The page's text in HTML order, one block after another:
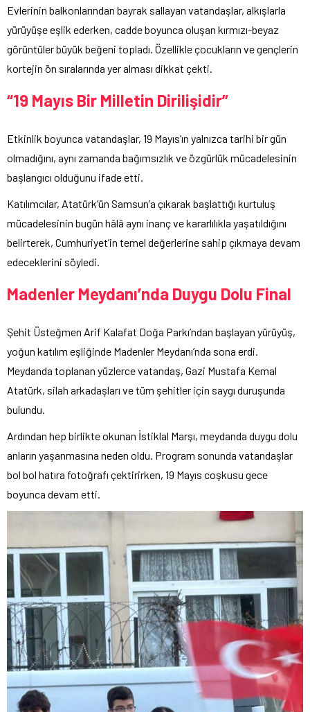
Evlerinin balkonlarından bayrak sallayan vatandaşlar, alkışlarla
yürüyüşe eşlik ederken, cadde boyunca oluşan kırmızı-beyaz
görüntüler büyük beğeni topladı. Özellikle çocukların ve gençlerin
kortejin ön sıralarında yer alması dikkat çekti.
“19 Mayıs Bir Milletin Dirilişidir”
Etkinlik boyunca vatandaşlar, 19 Mayıs’ın yalnızca tarihi bir gün
olmadığını, aynı zamanda bağımsızlık ve özgürlük mücadelesinin
başlangıcı olduğunu ifade etti.
Katılımcılar, Atatürk’ün Samsun’a çıkarak başlattığı kurtuluş
mücadelesinin bugün hâlâ aynı inanç ve kararlılıkla yaşatıldığını
belirterek, Cumhuriyet’in temel değerlerine sahip çıkmaya devam
edeceklerini söyledi.
Madenler Meydanı’nda Duygu Dolu Final
Şehit Üsteğmen Arif Kalafat Doğa Parkı’ndan başlayan yürüyüş,
yoğun katılım eşliğinde Madenler Meydanı’nda sona erdi.
Meydanda toplanan yüzlerce vatandaş, Gazi Mustafa Kemal
Atatürk, silah arkadaşları ve tüm şehitler için saygı duruşunda
bulundu.
Ardından hep birlikte okunan İstiklal Marşı, meydanda duygu dolu
anların yaşanmasına neden oldu. Program sonunda vatandaşlar
bol bol hatıra fotoğrafı çektirirken, 19 Mayıs coşkusu gece
boyunca devam etti.